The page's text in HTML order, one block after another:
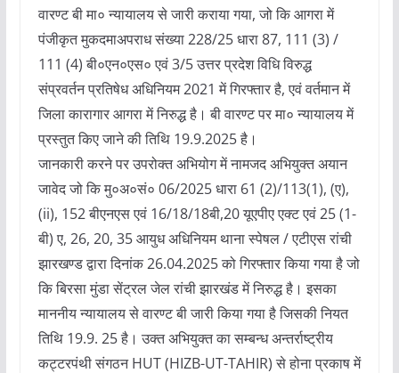
वारण्ट बी मा० न्यायालय से जारी कराया गया, जो कि आगरा में
पंजीकृत मुकदमाअपराध संख्या 228/25 धारा 87, 111 (3) /
111 (4) बी०एन०एस० एवं 3/5 उत्तर प्रदेश विधि विरुद्ध
संप्रवर्तन प्रतिषेध अधिनियम 2021 में गिरफ्तार है, एवं वर्तमान में
जिला कारागार आगरा में निरुद्ध है। बी वारण्ट पर मा० न्यायालय में
प्रस्तुत किए जाने की तिथि 19.9.2025 है।
जानकारी करने पर उपरोक्त अभियोग में नामजद अभियुक्त अयान
जावेद जो कि मु०अ०सं० 06/2025 धारा 61 (2)/113(1), (ए),
(ii), 152 बीएनएस एवं 16/18/18बी,20 यूएपीए एक्ट एवं 25 (1-
बी) ए, 26, 20, 35 आयुध अधिनियम थाना स्पेषल / एटीएस रांची
झारखण्ड द्वारा दिनांक 26.04.2025 को गिरफ्तार किया गया है जो
कि बिरसा मुंडा सेंट्रल जेल रांची झारखंड में निरुद्ध है। इसका
माननीय न्यायालय से वारण्ट बी जारी किया गया है जिसकी नियत
तिथि 19.9. 25 है। उक्त अभियुक्त का सम्बन्ध अन्तर्राष्ट्रीय
कट्टरपंथी संगठन HUT (HIZB-UT-TAHIR) से होना प्रकाष में